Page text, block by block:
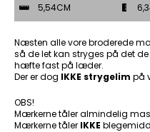
Patch
Mærke
antal
5,54CM
Næsten alle vore broderede
så de let kan stryges på det
hæfte fast på læder.
Der er dog IKKE strygelim på
OBS!
Mærkerne tåler almindelig
Mærkerne tåler IKKE